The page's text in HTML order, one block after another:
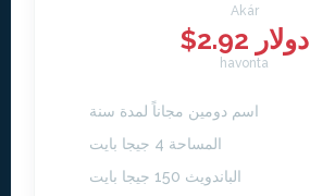
Akár
$2.92 دولار
havonta
اسم دومين مجاناً لمدة سنة
المساحة 4 جيجا بايت
الباندويث 150 جيجا بايت